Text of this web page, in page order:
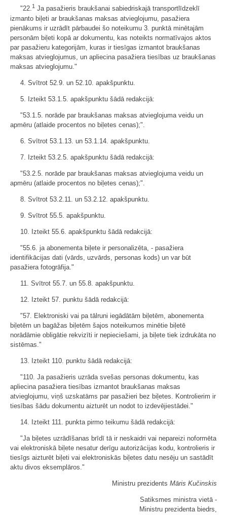
"22.1 Ja pasažieris braukšanai sabiedriskajā transportlīdzeklī
izmanto biļeti ar braukšanas maksas atvieglojumu, pasažiera
pienākums ir uzrādīt pārbaudei šo noteikumu 3. punktā minētajām
personām biļeti kopā ar dokumentu, kas noteikts normatīvajos aktos
par pasažieru kategorijām, kuras ir tiesīgas izmantot braukšanas
maksas atvieglojumus, un apliecina pasažiera tiesības uz braukšanas
maksas atvieglojumu."
4. Svītrot 52.9. un 52.10. apakšpunktu.
5. Izteikt 53.1.5. apakšpunktu šādā redakcijā:
"53.1.5. norāde par braukšanas maksas atvieglojuma veidu un
apmēru (atlaide procentos no biļetes cenas);".
6. Svītrot 53.1.13. un 53.1.14. apakšpunktu.
7. Izteikt 53.2.5. apakšpunktu šādā redakcijā:
"53.2.5. norāde par braukšanas maksas atvieglojuma veidu un
apmēru (atlaide procentos no biļetes cenas);".
8. Svītrot 53.2.11. un 53.2.12. apakšpunktu.
9. Svītrot 55.5. apakšpunktu.
10. Izteikt 55.6. apakšpunktu šādā redakcijā:
"55.6. ja abonementa biļete ir personalizēta, - pasažiera
identifikācijas dati (vārds, uzvārds, personas kods) un var būt
pasažiera fotogrāfija."
11. Svītrot 55.7. un 55.8. apakšpunktu.
12. Izteikt 57. punktu šādā redakcijā:
"57. Elektroniski vai pa tālruni iegādātām biļetēm, abonementa
biļetēm un bagāžas biļetēm šajos noteikumos minētie biļetē
norādāmie obligātie rekvizīti ir nepieciešami, ja biļete tiek izdrukāta no
sistēmas."
13. Izteikt 110. punktu šādā redakcijā:
"110. Ja pasažieris uzrāda svešas personas dokumentu, kas
apliecina pasažiera tiesības izmantot braukšanas maksas
atvieglojumu, viņš uzskatāms par pasažieri bez biļetes. Kontrolierim ir
tiesības šādu dokumentu aizturēt un nodot to izdevējiestādei."
14. Izteikt 111. punkta pirmo teikumu šādā redakcijā:
"Ja biļetes uzrādīšanas brīdī tā ir neskaidri vai nepareizi noformēta
vai elektroniskā biļete nesatur derīgu autorizācijas kodu, kontrolieris ir
tiesīgs aizturēt biļeti vai elektroniskās biļetes datu nesēju un sastādīt
aktu divos eksemplāros."
Ministru prezidents Māris Kučinskis
Satiksmes ministra vietā -
Ministru prezidenta biedrs,